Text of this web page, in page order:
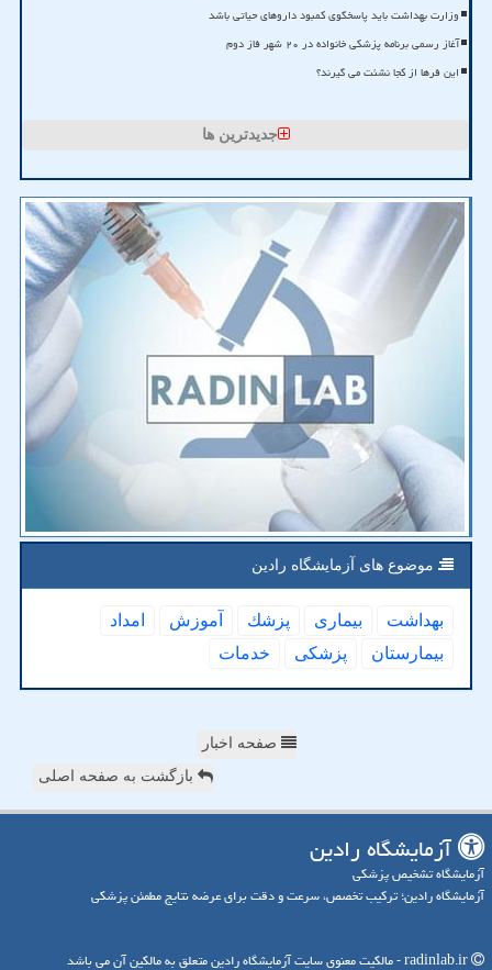
وزارت بهداشت باید پاسخگوی کمبود داروهای حیاتی باشد
آغاز رسمی برنامه پزشکی خانواده در ۲۰ شهر فاز دوم
این فرها از کجا نشئت می گیرند؟
جدیدترین ها
موضوع های آزمایشگاه رادین
بهداشت بیماری پزشك آموزش
امداد
بیمارستان
پزشكی خدمات
صفحه اخبار
بازگشت به صفحه اصلی
آزمایشگاه رادین
آزمایشگاه تشخیص پزشکی
آزمایشگاه رادین؛ ترکیب تخصص، سرعت و دقت برای عرضه نتایج مطمئن پزشکی